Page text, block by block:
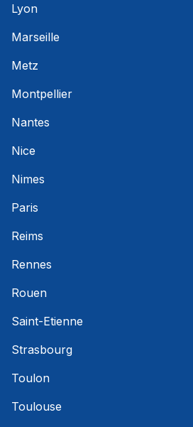
Lyon
Marseille
Metz
Montpellier
Nantes
Nice
Nimes
Paris
Reims
Rennes
Rouen
Saint-Etienne
Strasbourg
Toulon
Toulouse